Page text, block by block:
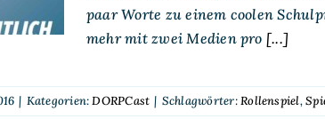
paar Worte zu einem coolen
mehr mit zwei Medien pro [...]
| Kategorien:DORPCast | Schlagwörter:Rollenspiel,